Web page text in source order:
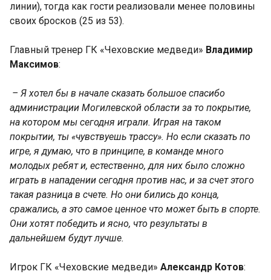
линии), тогда как гости реализовали менее половины
своих бросков (25 из 53).
Главный тренер ГК «Чеховские медведи» Владимир
Максимов:
– Я хотел бы в начале сказать большое спасибо
администрации Могилевской области за то покрытие,
на котором мы сегодня играли. Играя на таком
покрытии, ты «чувствуешь трассу». Но если сказать по
игре, я думаю, что в принципе, в команде много
молодых ребят и, естественно, для них было сложно
играть в нападении сегодня против нас, и за счет этого
такая разница в счете. Но они бились до конца,
сражались, а это самое ценное что может быть в спорте.
Они хотят победить и ясно, что результаты в
дальнейшем будут лучше.
Игрок ГК «Чеховские медведи» Александр Котов: